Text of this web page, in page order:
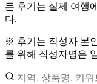
든 후기는 실제 여행
다.
※ 후기는 작성자 본
를 위해 작성자명은